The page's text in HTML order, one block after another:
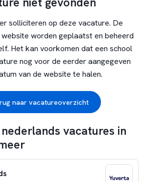
solliciteren op deze vacature. De
worden geplaatst en beheerd
Het kan voorkomen dat een school
nog voor de eerder aangegeven
van de website te halen.
naar vacatureoverzicht
vacatures in